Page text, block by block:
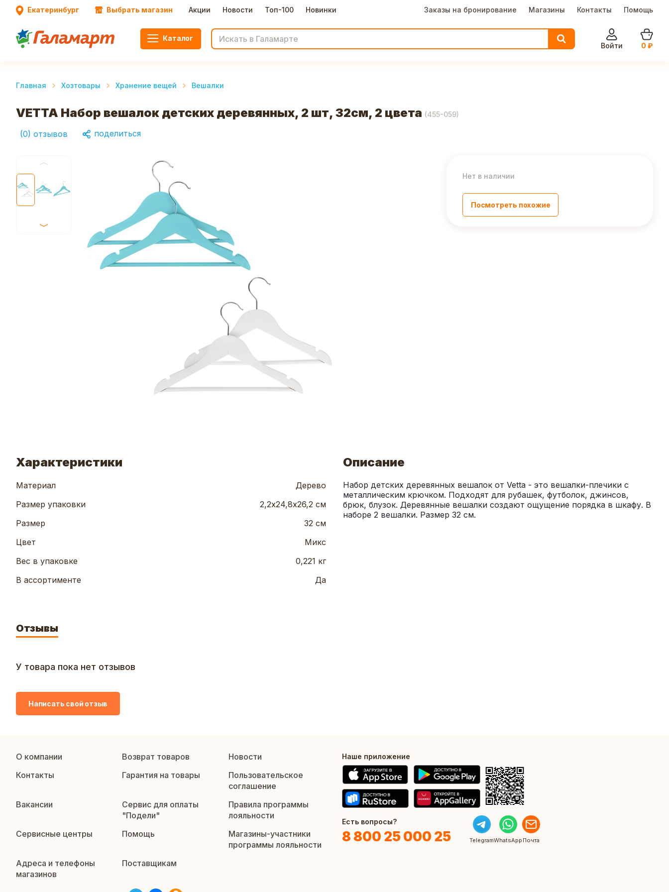
Екатеринбург Выбрать магазин Акции Новости Топ-100 Новинки Заказы на бронирование Магазины Контакты Помощь
Каталог
Войти
0 ₽
Главная Хозтовары Хранение вещей Вешалки
VETTA Набор вешалок детских деревянных, 2 шт, 32см, 2 цвета (455-059)
(0) отзывов поделиться
Нет в наличии
Посмотреть похожие
Характеристики
Материал
Дерево
Размер упаковки
2,2х24,8х26,2 см
Размер
32 см
Цвет
Микс
Вес в упаковке
0,221 кг
В ассортименте
Да
Описание
Набор детских деревянных вешалок от Vetta - это вешалки-плечики с
металлическим крючком. Подходят для рубашек, футболок, джинсов,
брюк, блузок. Деревянные вешалки создают ощущение порядка в шкафу. В
наборе 2 вешалки. Размер 32 см.
Отзывы
У товара пока нет отзывов
Написать свой отзыв
О компании Возврат товаров
Новости
Контакты
Гарантия на товары
Пользовательское
соглашение
Вакансии
Сервис для оплаты
"Подели"
Правила программы
лояльности
Сервисные центры
Помощь
Магазины-участники
программы лояльности
Адреса и телефоны
магазинов
Поставщикам
Наше приложение
Есть вопросы?
8 800 25 000 25 TelegramWhatsApp Почта